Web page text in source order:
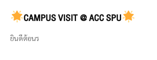
CAMPUS VISIT @ ACC SPU
ยินดีต้อนร